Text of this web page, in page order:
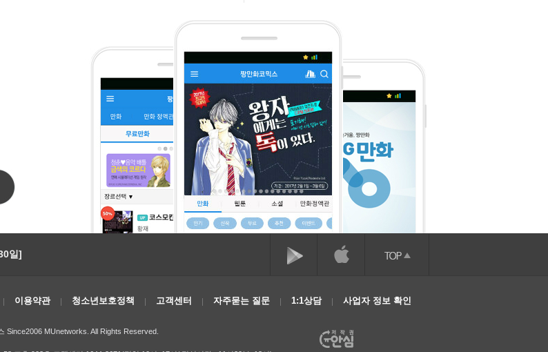
일]
이용약관 청소년보호정책 고객센터 자주묻는 질문 1:1상담 사업자 정보 확인
Since2006 MUnetworks. All Rights Reserved.